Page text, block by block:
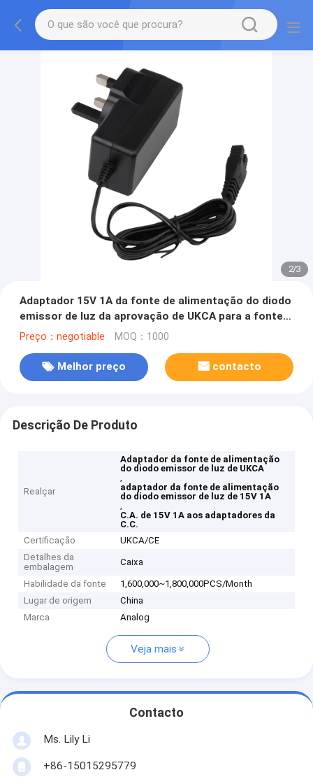
2/3
Adaptador 15V 1A da fonte de alimentação do diodo
emissor de luz da aprovação de UKCA para a fonte
de alimentação de comutação conduzida
Preço：negotiable MOQ：1000
Melhor preço contacto
Descrição De Produto
Realçar
Adaptador da fonte de alimentação
do diodo emissor de luz de UKCA
,
adaptador da fonte de alimentação
do diodo emissor de luz de 15V 1A
,
C.A. de 15V 1A aos adaptadores da
C.C.
Certificação
UKCA/CE
Detalhes da
embalagem
Caixa
Habilidade da fonte
1,600,000~1,800,000PCS/Month
Lugar de origem
China
Marca
Analog
Veja mais
Contacto
Ms. Lily Li
+86-15015295779